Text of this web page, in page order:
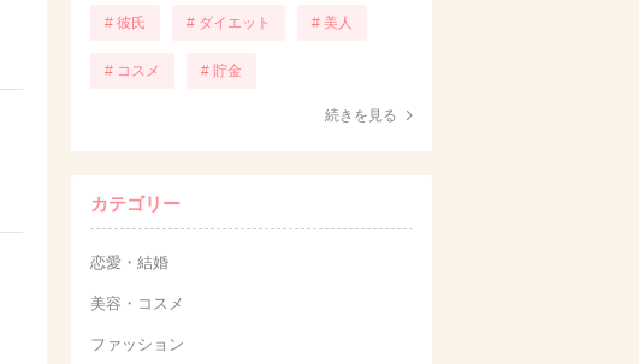
# 彼氏 # ダイエット # 美人
# コスメ # 貯金
続きを見る
カテゴリー
恋愛・結婚
美容・コスメ
ファッション